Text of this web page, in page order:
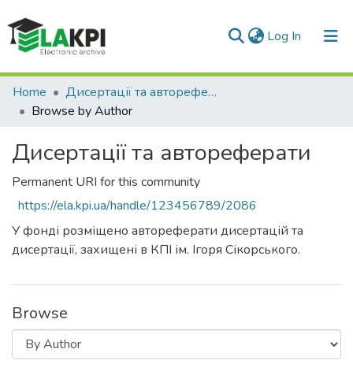
Log In (current)
Communities & Collections
All of DSpace
Home
Дисертації та автореферати
Browse by Author
Дисертації та автореферати
Permanent URI for this community
https://ela.kpi.ua/handle/123456789/2086
У фонді розміщено автореферати дисертацій та
дисертації, захищені в КПІ ім. Ігоря Сікорського.
Browse